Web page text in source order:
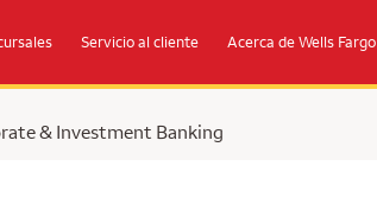
Servicio al cliente Acerca de Wells Fargo
& Investment Banking